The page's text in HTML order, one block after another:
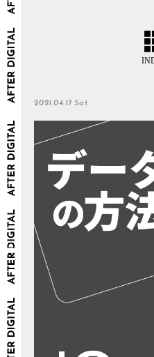
2021.04.17 Sat.